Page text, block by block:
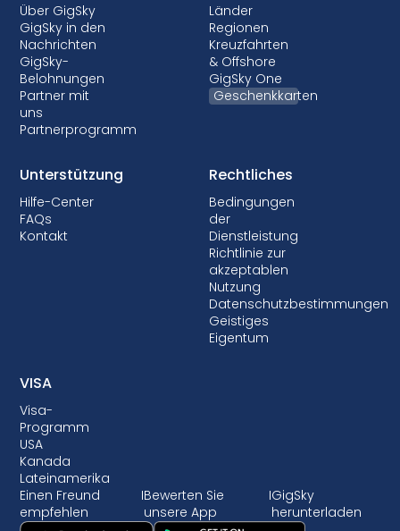
Über GigSky
GigSky in den
Nachrichten
GigSky-
Belohnungen
Partner mit
uns
Partnerprogramm
Länder
Regionen
Kreuzfahrten
& Offshore
GigSky One
Geschenkkarten
Unterstützung
Hilfe-Center
FAQs
Kontakt
Rechtliches
Bedingungen
der
Dienstleistung
Richtlinie zur
akzeptablen
Nutzung
Datenschutzbestimmungen
Geistiges
Eigentum
VISA
Visa-
Programm
USA
Kanada
Lateinamerika
Einen Freund
empfehlen
IBewerten Sie
unsere App
IGigSky
herunterladen